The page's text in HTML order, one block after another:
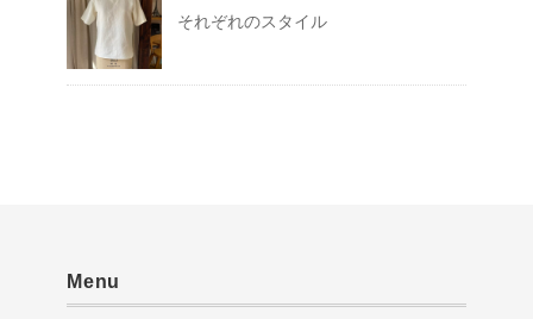
それぞれのスタイル
Menu